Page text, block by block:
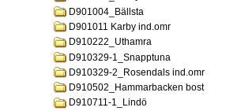
D901004_Bällsta
D901011 Karby ind.omr
D910222_Uthamra
D910329-1_Snapptuna
D910329-2_Rosendals ind.omr
D910502_Hammarbacken bost
D910711-1_Lindö